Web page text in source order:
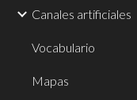
Canales artificiales
Vocabulario
Mapas